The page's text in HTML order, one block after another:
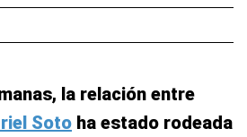
la relación entre
Soto ha estado rodeada